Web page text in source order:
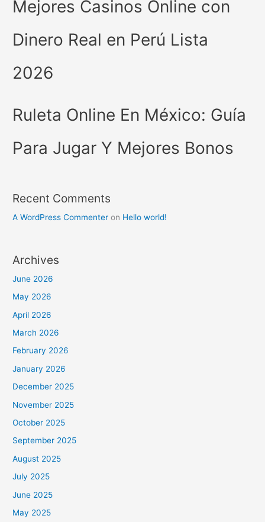
Mejores Casinos Online con
Dinero Real en Perú Lista
2026
Ruleta Online En México: Guía
Para Jugar Y Mejores Bonos
Recent Comments
A WordPress Commenter on Hello world!
Archives
June 2026
May 2026
April 2026
March 2026
February 2026
January 2026
December 2025
November 2025
October 2025
September 2025
August 2025
July 2025
June 2025
May 2025